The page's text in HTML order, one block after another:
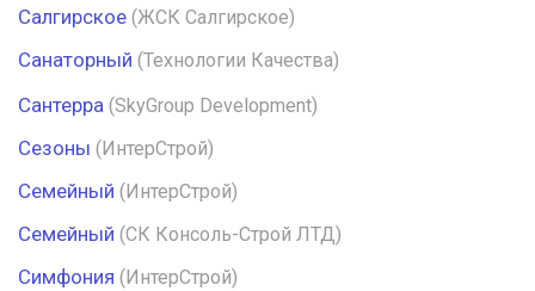
Салгирское (ЖСК Салгирское)
Санаторный (Технологии Качества)
Сантерра (SkyGroup Development)
Сезоны (ИнтерСтрой)
Семейный (ИнтерСтрой)
Семейный (СК Консоль-Строй ЛТД)
Симфония (ИнтерСтрой)